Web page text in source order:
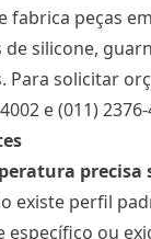
fabrica peças
de silicone,
solicitar
e (011)
precisa
existe perfil
específico ou